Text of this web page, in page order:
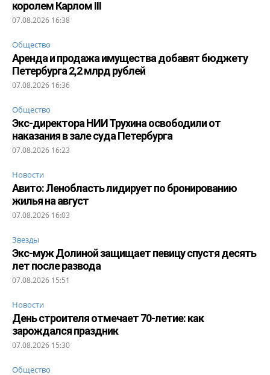
королем Карлом III
07.08.2026 16:38
Общество
Аренда и продажа имущества добавят бюджету
Петербурга 2,2 млрд рублей
07.08.2026 16:36
Общество
Экс-директора НИИ Трухина освободили от
наказания в зале суда Петербурга
07.08.2026 16:23
Новости
Авито: Ленобласть лидирует по бронированию
жилья на август
07.08.2026 16:03
Звезды
Экс-муж Долиной защищает певицу спустя десять
лет после развода
07.08.2026 15:51
Новости
День строителя отмечает 70-летие: как
зарождался праздник
07.08.2026 15:30
Общество